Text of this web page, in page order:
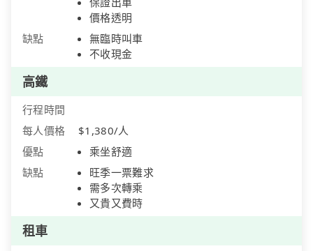
價格透明
缺點
無臨時叫車
不收現金
高鐵
行程時間
每人價格
$1,380/人
優點
乘坐舒適
缺點
旺季一票難求
需多次轉乘
又貴又費時
租車